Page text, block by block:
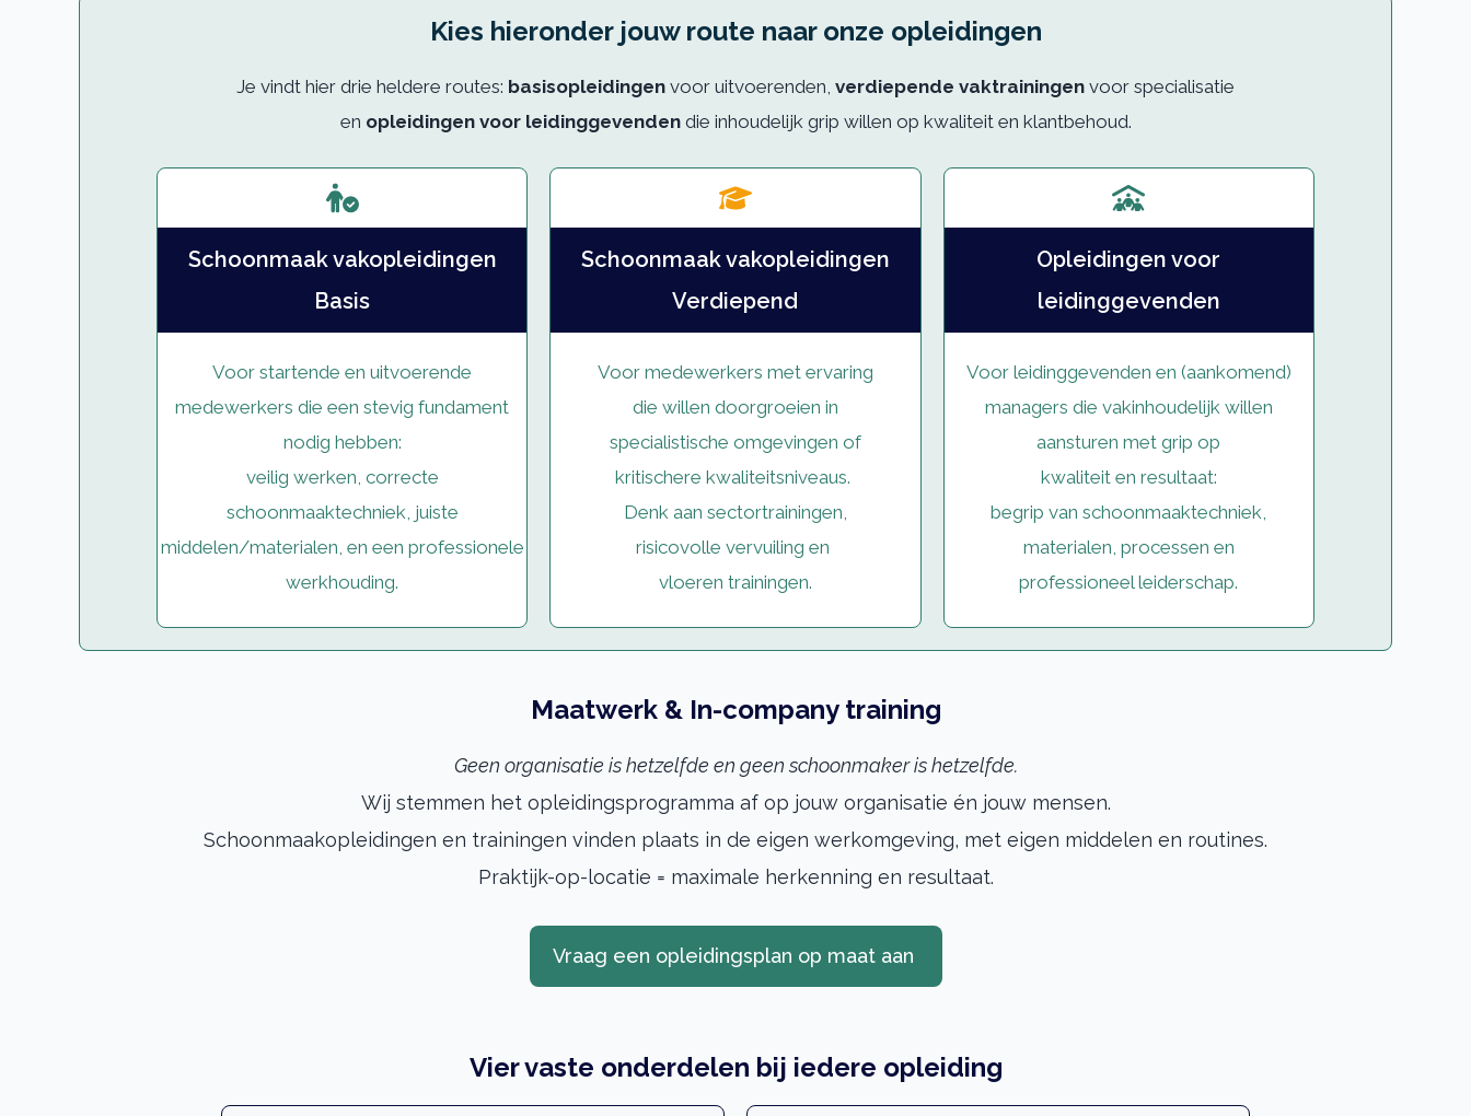
Kies hieronder jouw route naar onze opleidingen
Je vindt hier drie heldere routes: basisopleidingen voor uitvoerenden, verdiepende vaktrainingen voor specialisatie
en opleidingen voor leidinggevendendie inhoudelijk grip willen op kwaliteit en klantbehoud.
Schoonmaak vakopleidingen
Basis
Voor startende en uitvoerende
medewerkers die een stevig fundament
nodig hebben:
veilig werken, correcte
schoonmaaktechniek, juiste
middelen/materialen, en een professionele
werkhouding.
Schoonmaak vakopleidingen
Verdiepend
Voor medewerkers met ervaring
die willen doorgroeien in
specialistische omgevingen of
kritischere kwaliteitsniveaus.
Denk aan sectortrainingen,
risicovolle vervuiling en
vloeren trainingen.
Opleidingen voor
leidinggevenden
Voor leidinggevenden en (aankomend)
managers die vakinhoudelijk willen
aansturen met grip op
kwaliteit en resultaat:
begrip van schoonmaaktechniek,
materialen, processen en
professioneel leiderschap.
Maatwerk & In-company training
Geen organisatie is hetzelfde en geen schoonmaker is hetzelfde.
Wij stemmen het opleidingsprogramma af op jouw organisatie én jouw mensen.
Schoonmaakopleidingen en trainingen vinden plaats in de eigen werkomgeving, met eigen middelen en routines.
Praktijk-op-locatie = maximale herkenning en resultaat.
Vraag een opleidingsplan op maat aan
Vier vaste onderdelen bij iedere opleiding